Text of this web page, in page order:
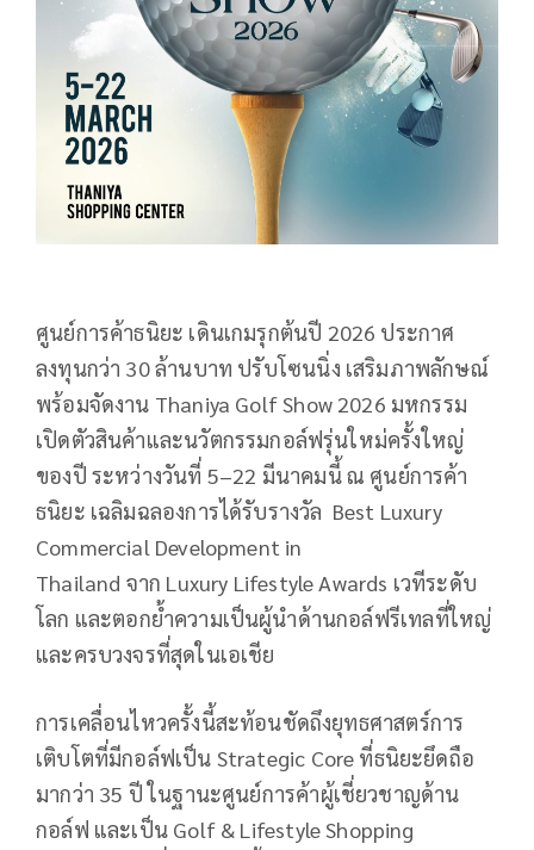
ศูนย์การค้าธนิยะ เดินเกมรุกต้นปี 2026 ประกาศ
ลงทุนกว่า 30ล้านบาท ปรับโซนนิ่ง เสริมภาพลักษณ์
พร้อมจัดงาน Thaniya Golf Show 2026 มหกรรม
เปิดตัวสินค้าและนวัตกรรมกอล์ฟรุ่นใหม่ครั้งใหญ่
ของปี ระหว่างวันที่ 5–22 มีนาคมนี้ ณ ศูนย์การค้า
ธนิยะ เฉลิมฉลองการได้รับรางวัล Best Luxury
Commercial Development in
Thailand จาก Luxury Lifestyle Awards เวทีระดับ
โลก และตอกย้ำความเป็นผู้นำด้านกอล์ฟรีเทลที่ใหญ่
และครบวงจรที่สุดในเอเชีย
การเคลื่อนไหวครั้งนี้สะท้อนชัดถึงยุทธศาสตร์การ
เติบโตที่มีกอล์ฟเป็น Strategic Core ที่ธนิยะยึดถือ
มากว่า 35 ปี ในฐานะศูนย์การค้าผู้เชี่ยวชาญด้าน
กอล์ฟ และเป็น Golf & Lifestyle Shopping